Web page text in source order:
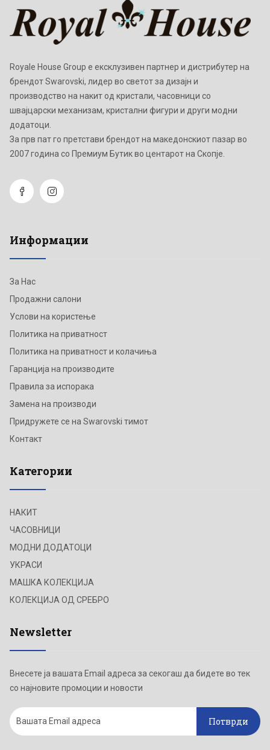
Royale House Group е ексклузивен партнер и дистрибутер на
брендот Swarovski, лидер во светот за дизајн и
производство на накит од кристали, часовници со
швајцарски механизам, кристални фигури и други модни
додатоци.
Зa прв пат го претстави брендот на македонскиот пазар во
2007 година со Премиум Бутик во центарот на Скопје.
Информации
За Нас
Продажни салони
Услови на користење
Политика на приватност
Политика на приватност и колачиња
Гаранција на производите
Правила за испорака
Замена на производи
Придружете се на Swarovski тимот
Контакт
Категории
НАКИТ
ЧАСОВНИЦИ
МОДНИ ДОДАТОЦИ
УКРАСИ
МАШКА КОЛЕКЦИЈА
КОЛЕКЦИЈА ОД СРЕБРО
Newsletter
Внесете ја вашата Email адреса за секогаш да бидете во тек
со најновите промоции и новости
Потврди